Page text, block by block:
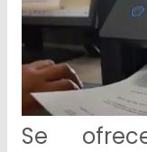
Se